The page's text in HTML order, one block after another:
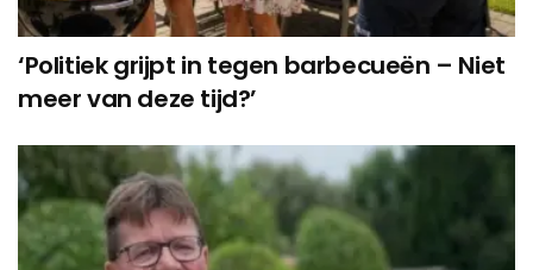
‘Politiek grijpt in tegen barbecueën – Niet
meer van deze tijd?’